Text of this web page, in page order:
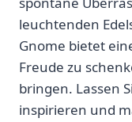
leuchtenden
Gnome bietet
Freude zu
bringen. Lassen
inspirieren und